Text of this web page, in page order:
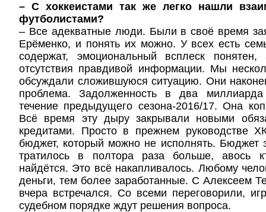
– С хоккеистами так же легко нашли
футболистами?
– Все адекватные люди. Были в своё время
Ерёменко, и понять их можно. У всех есть
содержат, эмоциональный всплеск
отсутствия правдивой информации. Мы
обсуждали сложившуюся ситуацию. Они
проблема. Задолженность в два
течение предыдущего сезона-2016/17. Она
Всё время эту дыру закрывали новыми
кредитами. Просто в прежнем руководстве
бюджет, который можно не исполнять. Бюджет
тратилось в полтора раза больше, авось
найдётся. Это всё накапливалось. Любому
деньги, тем более заработанные. С Алексеем
вчера встречался. Со всеми переговорили,
судебном порядке ждут решения вопроса.